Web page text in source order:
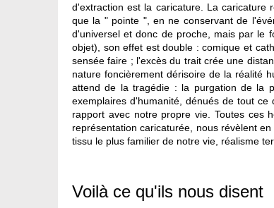
d'extraction est la caricature. La caricature
que la " pointe ", en ne conservant de
d'universel et donc de proche, mais par le
objet), son effet est double : comique et
sensée faire ; l'excès du trait crée une
nature foncièrement dérisoire de la réalité
attend de la tragédie : la purgation de la
exemplaires d'humanité, dénués de tout
rapport avec notre propre vie. Toutes ces
représentation caricaturée, nous révèlent
tissu le plus familier de notre vie, réalisme
Voilà ce qu'ils nous disent